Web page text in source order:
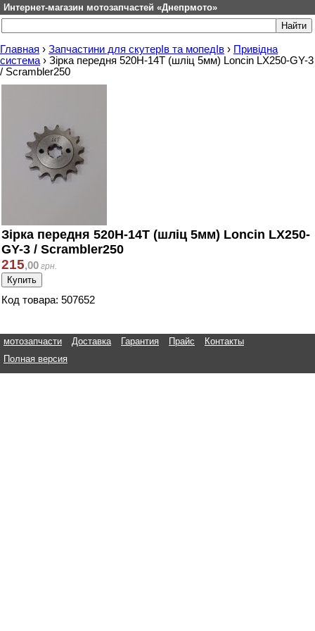
Интернет-магазин мотозапчастей «Днепрмото»
Главная › Запчастини для скутерІв та мопедІв › Привідна
система › Зірка передня 520Н-14T (шліц 5мм) Loncin LX250-GY-3
/ Scrambler250
Зірка передня 520Н-14T (шліц 5мм) Loncin LX250-
GY-3 / Scrambler250
215,00 грн.
Код товара: 507652
мотозапчасти Доставка Гарантия Прайс
Контакты
Полная версия